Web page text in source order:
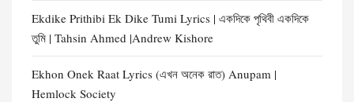
Ekdike Prithibi Ek Dike Tumi Lyrics | একদিকে পৃথিবী একদিকে
তুমি | Tahsin Ahmed |Andrew Kishore
Ekhon Onek Raat Lyrics (এখন অনেক রাত) Anupam |
Hemlock Society